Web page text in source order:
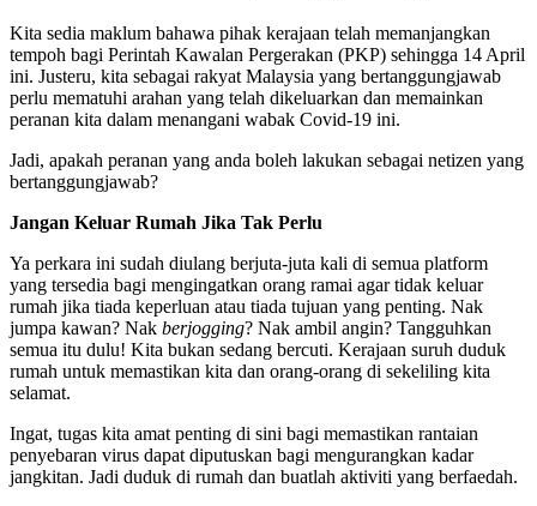
Kita sedia maklum bahawa pihak kerajaan telah memanjangkan
tempoh bagi Perintah Kawalan Pergerakan (PKP) sehingga 14 April
ini. Justeru, kita sebagai rakyat Malaysia yang bertanggungjawab
perlu mematuhi arahan yang telah dikeluarkan dan memainkan
peranan kita dalam menangani wabak Covid-19 ini.
Jadi, apakah peranan yang anda boleh lakukan sebagai netizen yang
bertanggungjawab?
Jangan Keluar Rumah Jika Tak Perlu
Ya perkara ini sudah diulang berjuta-juta kali di semua platform
yang tersedia bagi mengingatkan orang ramai agar tidak keluar
rumah jika tiada keperluan atau tiada tujuan yang penting. Nak
jumpa kawan? Nak berjogging? Nak ambil angin? Tangguhkan
semua itu dulu! Kita bukan sedang bercuti. Kerajaan suruh duduk
rumah untuk memastikan kita dan orang-orang di sekeliling kita
selamat.
Ingat, tugas kita amat penting di sini bagi memastikan rantaian
penyebaran virus dapat diputuskan bagi mengurangkan kadar
jangkitan. Jadi duduk di rumah dan buatlah aktiviti yang berfaedah.